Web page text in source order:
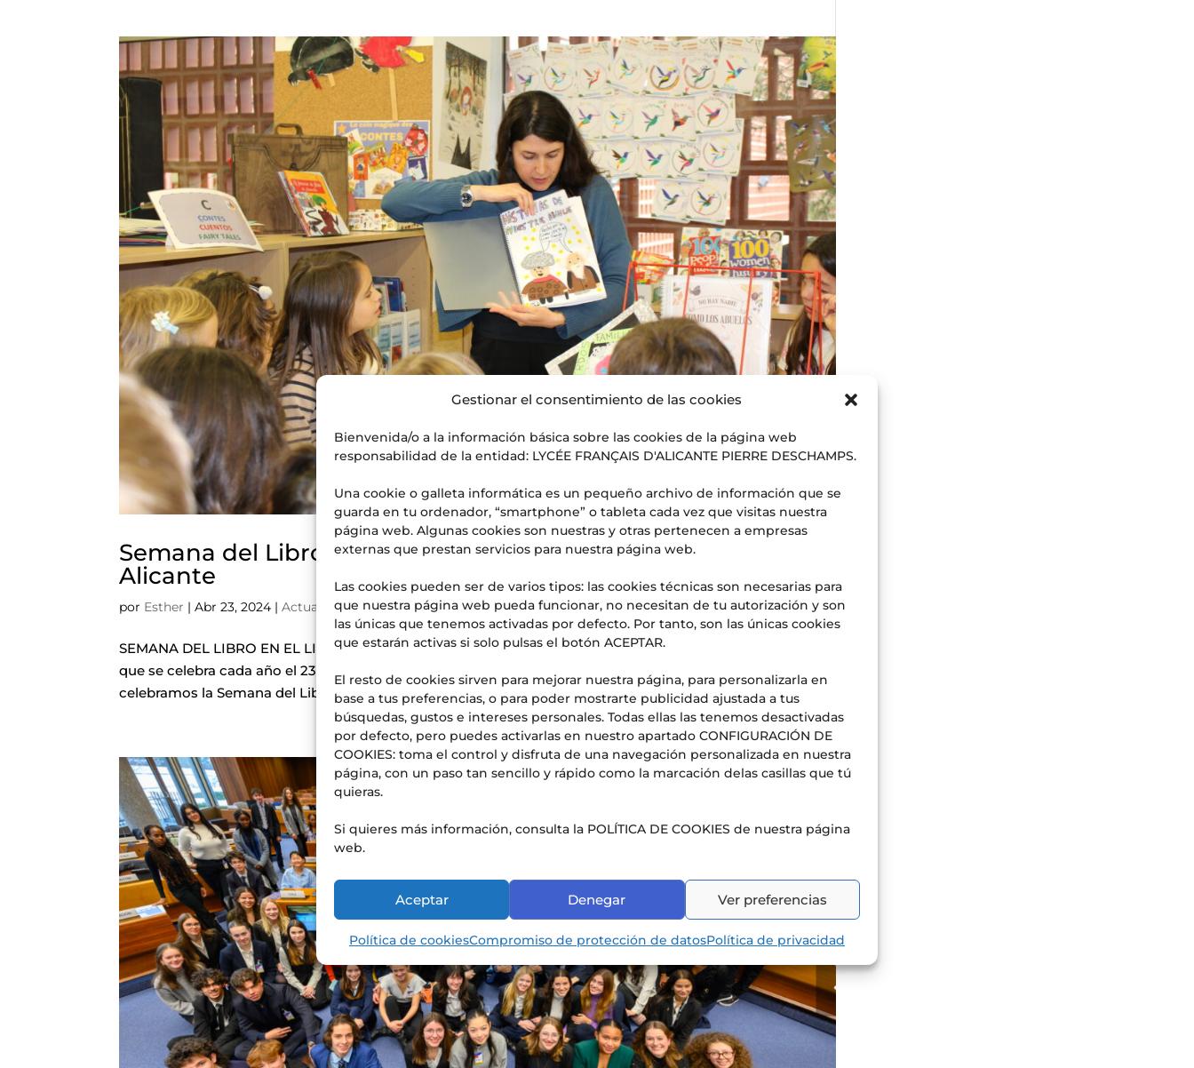
Gestionar el consentimiento de las cookies
Bienvenida/o a la información básica sobre las cookies de la página web
responsabilidad de la entidad: LYCÉE FRANÇAIS D'ALICANTE PIERRE DESCHAMPS.
Una cookie o galleta informática es un pequeño archivo de información que se
guarda en tu ordenador, “smartphone” o tableta cada vez que visitas nuestra
página web. Algunas cookies son nuestras y otras pertenecen a empresas
externas que prestan servicios para nuestra página web.
Las cookies pueden ser de varios tipos: las cookies técnicas son necesarias para
que nuestra página web pueda funcionar, no necesitan de tu autorización y son
las únicas que tenemos activadas por defecto. Por tanto, son las únicas cookies
que estarán activas si solo pulsas el botón ACEPTAR.
El resto de cookies sirven para mejorar nuestra página, para personalizarla en
base a tus preferencias, o para poder mostrarte publicidad ajustada a tus
búsquedas, gustos e intereses personales. Todas ellas las tenemos desactivadas
por defecto, pero puedes activarlas en nuestro apartado CONFIGURACIÓN DE
COOKIES: toma el control y disfruta de una navegación personalizada en nuestra
página, con un paso tan sencillo y rápido como la marcación delas casillas que tú
quieras.
Si quieres más información, consulta la POLÍTICA DE COOKIES de nuestra página
web.
Aceptar Denegar Ver preferencias
Política de cookiesCompromiso de protección de datosPolítica de privacidad
Semana del Libro en el Liceo francés internacional de
Alicante
por Esther |Abr 23, 2024 |Actualités,Événements,Eventos, Noticias
SEMANA DEL LIBRO EN EL LICEO FRANCÉS DE ALICANTE Con motivo del Día Internacional del Libro,
que se celebra cada año el 23 de abril en todo el mundo, en el Liceo francés internacional de Alicante
celebramos la Semana del Libro en la Biblioteca de Primaria. ...